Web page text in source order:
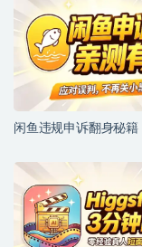
闲鱼违规申诉翻身秘籍